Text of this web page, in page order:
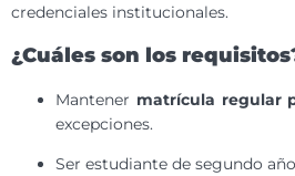
credenciales institucionales.
¿Cuáles son los
Mantener matrícula regular
excepciones.
Ser estudiante de segundo